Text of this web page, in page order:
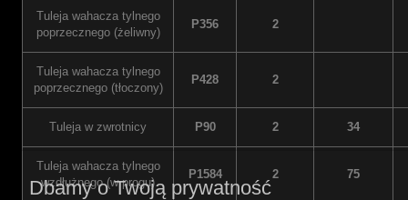
Tuleja wahacza tylnego
poprzecznego (żeliwny)
P356 2
Tuleja wahacza tylnego
poprzecznego (tłoczony)
P428 2
Tuleja w zwrotnicy P90 2 34
Tuleja wahacza tylnego
wzdłużnego (w progu)
P1584 2 75
Dbamy o Twoją prywatność